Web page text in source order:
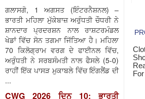
ਗਲਾਸਗੋ, 1 ਅਗਸਤ (ਇੰਟਰਨੈਸ਼ਨਲ) –
ਭਾਰਤੀ ਮਹਿਲਾ ਮੁੱਕੇਬਾਜ਼ ਅਰੁੰਧਤੀ ਚੌਧਰੀ ਨੇ
ਸ਼ਾਨਦਾਰ ਪ੍ਰਦਰਸ਼ਨ ਨਾਲ ਰਾਸ਼ਟਰਮੰਡਲ
ਖੇਡਾਂ ਵਿੱਚ ਸੋਨ ਤਗਮਾ ਜਿੱਤਿਆ ਹੈ। ਮਹਿਲਾ
70 ਕਿਲੋਗ੍ਰਾਮ ਵਰਗ ਦੇ ਫਾਈਨਲ ਵਿੱਚ,
ਅਰੁੰਧਤੀ ਨੇ ਸਰਬਸੰਮਤੀ ਨਾਲ ਫੈਸਲੇ (5-0)
ਰਾਹੀਂ ਇੱਕ ਪਾਸੜ ਮੁਕਾਬਲੇ ਵਿੱਚ ਇੰਗਲੈਂਡ ਦੀ
...
CWG 2026 ਦਿਨ 10: ਭਾਰਤੀ